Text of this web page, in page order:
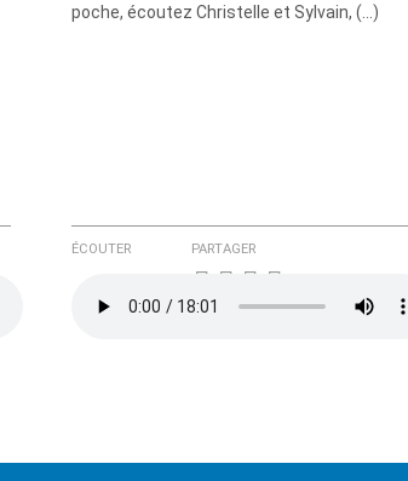
poche, écoutez Christelle et Sylvain, (…)
ÉCOUTER PARTAGER